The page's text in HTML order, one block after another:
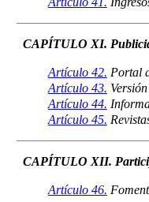
CAPÍTULO XI.
Artículo 42. Portal
Artículo 43.
Artículo 44.
Artículo 45.
CAPÍTULO XII.
Artículo 46.